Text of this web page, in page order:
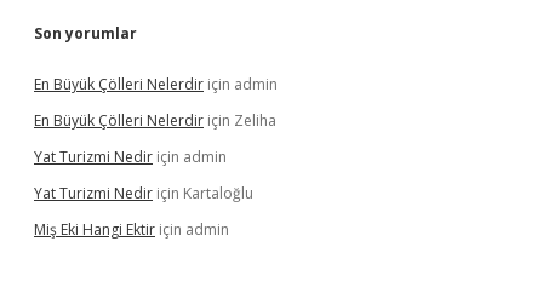
Son yorumlar
En Büyük Çölleri Nelerdir için admin
En Büyük Çölleri Nelerdir için Zeliha
Yat Turizmi Nedir için admin
Yat Turizmi Nedir için Kartaloğlu
Miş Eki Hangi Ektir için admin